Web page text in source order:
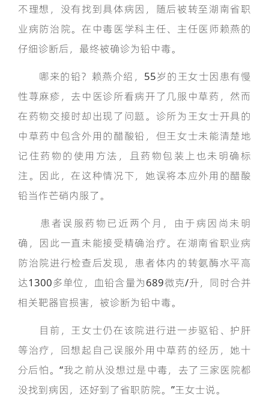
不理想，没有找到具体病因，随后被转至湖南省职
业病防治院。在中毒医学科主任、主任医师赖燕的
仔细诊断后，最终被确诊为铅中毒。
哪来的铅？赖燕介绍，55岁的王女士因患有慢
性荨麻疹，去中医诊所看病开了几服中草药，然而
在药物交接时却出现了问题。诊所为王女士开具的
中草药中包含外用的醋酸铅，但王女士未能清楚地
记住药物的使用方法，且药物包装上也未明确标
注。因此，在这种情况下，她误将本应外用的醋酸
铅当作芒硝内服了。
患者误服药物已近两个月，由于病因尚未明
确，因此一直未能接受精确治疗。在湖南省职业病
防治院进行检查后发现，患者体内的转氨酶水平高
达1300多单位，血铅含量为689微克/升，同时合并
相关靶器官损害，被诊断为铅中毒。
目前，王女士仍在该院进行进一步驱铅、护肝
等治疗，回想起自己误服外用中草药的经历，她十
分后怕。“我之前从没想过是中毒，去了三家医院都
没找到病因，还好到了省职防院。”王女士说。